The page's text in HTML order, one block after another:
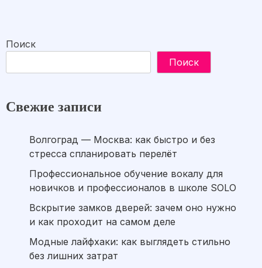
Поиск
Поиск
Свежие записи
Волгоград — Москва: как быстро и без
стресса спланировать перелёт
Профессиональное обучение вокалу для
новичков и профессионалов в школе SOLO
Вскрытие замков дверей: зачем оно нужно
и как проходит на самом деле
Модные лайфхаки: как выглядеть стильно
без лишних затрат